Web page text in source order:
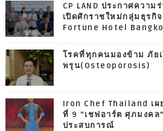
CP LAND ประกาศควา
เปิดศักราชใหม่กลุ่มธุรกิ
Fortune Hotel
โรคที่ทุกคนมองข้าม ภัย
พรุน(Osteoporosis)
Iron Chef Thailand เ
ที่ 9 “เชฟอาร์ต ศุภมงคล
ประสบการณ์